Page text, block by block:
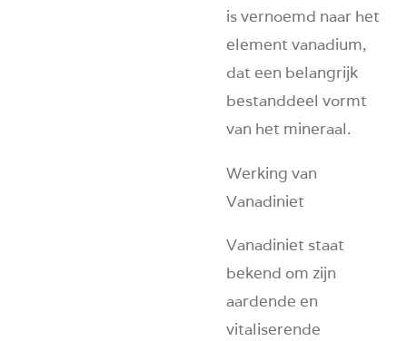
is vernoemd naar het
element vanadium,
dat een belangrijk
bestanddeel vormt
van het mineraal.
Werking van
Vanadiniet
Vanadiniet staat
bekend om zijn
aardende en
vitaliserende